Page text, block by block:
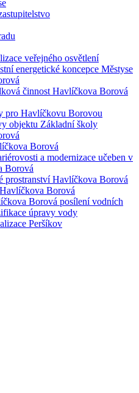
veřejného osvětlení
energetické koncepce Městyse
činnost Havlíčkova Borová
pro Havlíčkovu Borovou
objektu Základní školy
Borová
a modernizace učeben v
Borová
prostranství Havlíčkova Borová
Borová
Borová posílení vodních
úpravy vody
Peršíkov